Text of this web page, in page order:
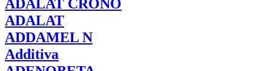
ADALAT
ADDAMEL N
Additiva